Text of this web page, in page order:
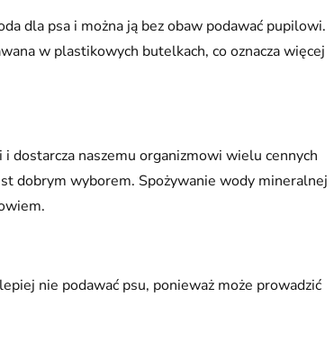
dla psa i można ją bez obaw podawać pupilowi.
w plastikowych butelkach, co oznacza więcej
naszemu organizmowi wielu cennych
dobrym wyborem. Spożywanie wody mineralnej
nie podawać psu, ponieważ może prowadzić